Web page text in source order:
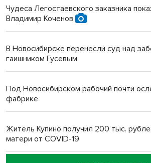
Чудеса Легостаевского заказника
Владимир Коченов
В Новосибирске перенесли суд над
гаишником Гусевым
Под Новосибирском рабочий почти
фабрике
Житель Купино получил 200 тыс.
матери от COVID-19